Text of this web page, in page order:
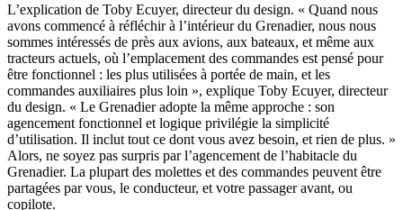
L’explication de Toby Ecuyer, directeur du design. « Quand nous
avons commencé à réfléchir à l’intérieur du Grenadier, nous nous
sommes intéressés de près aux avions, aux bateaux, et même aux
tracteurs actuels, où l’emplacement des commandes est pensé pour
être fonctionnel : les plus utilisées à portée de main, et les
commandes auxiliaires plus loin », explique Toby Ecuyer, directeur
du design. « Le Grenadier adopte la même approche : son
agencement fonctionnel et logique privilégie la simplicité
d’utilisation. Il inclut tout ce dont vous avez besoin, et rien de plus. »
Alors, ne soyez pas surpris par l’agencement de l’habitacle du
Grenadier. La plupart des molettes et des commandes peuvent être
partagées par vous, le conducteur, et votre passager avant, ou
copilote.